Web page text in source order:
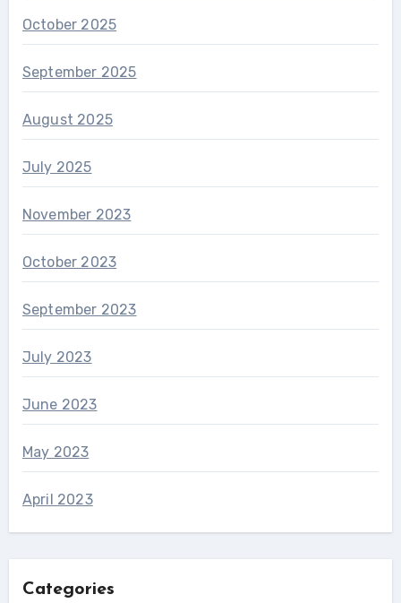
October 2025
September 2025
August 2025
July 2025
November 2023
October 2023
September 2023
July 2023
June 2023
May 2023
April 2023
Categories